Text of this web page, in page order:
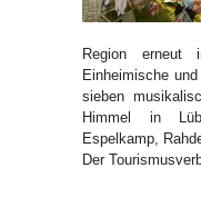
Region erneut
Einheimische
sieben
Himmel in
Espelkamp,
Der